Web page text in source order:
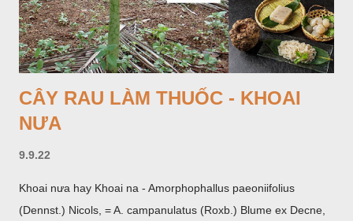
CÂY RAU LÀM THUỐC - KHOAI
NƯA
9.9.22
Khoai nưa hay Khoai na - Amorphophallus paeoniifolius
(Dennst.) Nicols, = A. campanulatus (Roxb.) Blume ex Decne,